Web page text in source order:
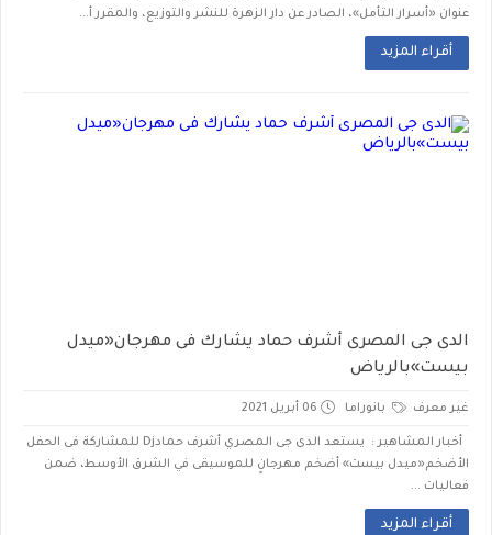
عنوان «أسرار التأمل»، الصادر عن دار الزهرة للنشر والتوزيع، والمقرر أ...
أقراء المزيد
الدى جى المصرى أشرف حماد يشارك فى مهرجان«ميدل
بيست»بالرياض
غير معرف بانوراما 06 أبريل 2021
أخبار المشاهير : يستعد الدى جى المصري أشرف حمادDj للمشاركة فى الحفل
الأضخم«ميدل بيست» أضخم مهرجانٍ للموسيقى في الشرق الأوسط، ضمن
فعاليات ...
أقراء المزيد